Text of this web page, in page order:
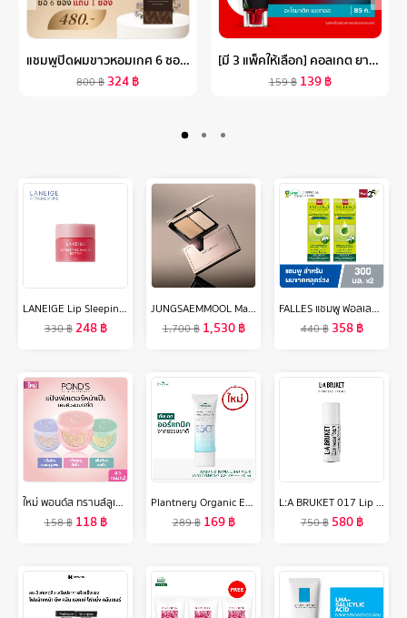
แชมพูปิดผมขาวหอมเกศ 6 ซอง แถม 1 ซอง
800฿ 324฿
[มี 3 แพ็คให้เลือก] คอลเกต ยาสีฟัน อ๊อพติค ไวท์ โอทู 85 กรัม (อะโรมาติค / พีช ออสแมนตัส) COLGATE OPTIC WHITE O2 85G. (AROMANTIC / PEACH OSMANTHUS) (ยาสีฟันฟันขาว, WHITENING)
159฿ 139฿
LANEIGE Lip Sleeping Mask Mini Berry 8g ลาเนจ ลิป สลีปปิ้ง มาส์ก มินิ กลิ่นเบอร์รี่ ลิปมันบำรุงปาก สีชมพู ลิปมัน เพิ่มความชุ่มชื้น ริมฝีปากนุ่ม เรียบเนียน
330฿248฿
JUNGSAEMMOOL Masterclass Powder Foundation 9.5g จองแซมมุล มาสเตอร์คลาส พาวเดอร์ ฟาวน์เดชั่น แป้งผสมรองพื้น ปกปิดเรียบเนียน
1,700฿ 1,530฿
FALLES แชมพู ฟอลเลส สูตรผมหนานุ่มแข็งแรง 300 มล 2 ขวด
440฿ 358฿
ใหม่ พอนด์ส ทรานส์ลูเซนท์ คอมแพค พาวเดอร์ (แป้งตลับ) แป้งฟิลเตอร์หน้าเป๊ะ คุมมันติดทน 12 ชม. ใช้ได้ทุกสีผิว 4.5ก แพ็คคู่ (เลือกสูตรด้านใน)
158฿ 118฿
Plantnery Organic Extra Light Fluid Sunscreen SPF50+ PA++++
289฿ 169฿
L:A BRUKET 017 Lip Balm Almond/Coconut 14g ผลิตภัณฑ์บำรุงริมฝีปาก อัลมอนด์/โคโค่นัท
750฿ 580฿